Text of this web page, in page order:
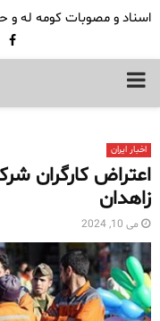
اسناد و مصوبات کومه له و
PRIMARY
اخبار ایران
اعتراض کارگران
زاهدان
می 10, 2024